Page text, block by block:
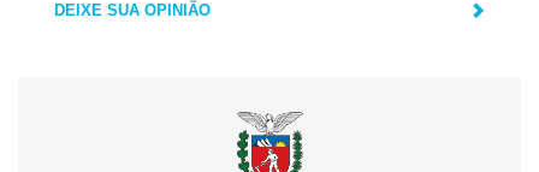
DEIXE SUA OPINIÃO